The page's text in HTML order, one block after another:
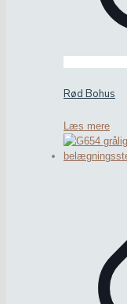
Rød Bohus
Læs mere